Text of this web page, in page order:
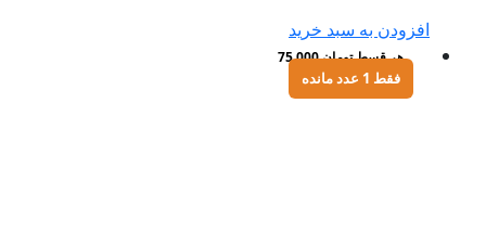
افزودن به سبد خرید
هر قسطتومان75.000
فقط 1 عدد مانده